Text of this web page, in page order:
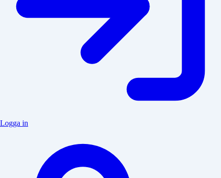
Logga in